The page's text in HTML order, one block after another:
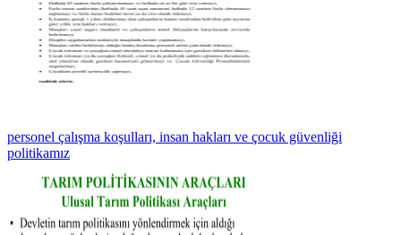
personel çalışma koşulları, insan hakları ve çocuk güvenliği
politikamız